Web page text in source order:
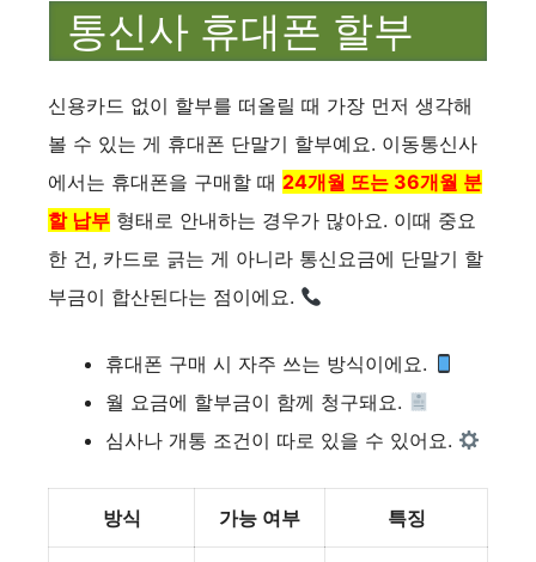
통신사 휴대폰 할부
신용카드 없이 할부를 떠올릴 때 가장 먼저 생각해
볼 수 있는 게 휴대폰 단말기 할부예요. 이동통신사
에서는 휴대폰을 구매할 때 24개월 또는 36개월 분
할 납부 형태로 안내하는 경우가 많아요. 이때 중요
한 건, 카드로 긁는 게 아니라 통신요금에 단말기 할
부금이 합산된다는 점이에요.
휴대폰 구매 시 자주 쓰는 방식이에요.
월 요금에 할부금이 함께 청구돼요.
심사나 개통 조건이 따로 있을 수 있어요.
방식 가능 여부 특징